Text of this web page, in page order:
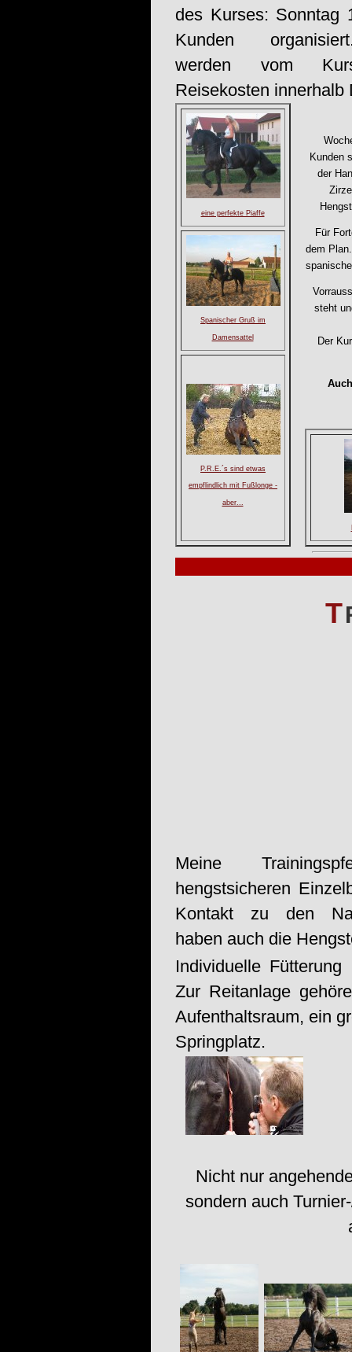
des Kurses: Sonntag
Kunden
werden vom
Reisekosten
eine perfekte Piaffe
Spanischer Gruß im
Damensattel
P.R.E.´s sind etwas
empflindlich mit Fußlonge -
aber...
Kunden
der
Für
dem
steht
Der
T
Meine
hengstsicheren
Kontakt zu den
haben auch die
Individuelle
Zur Reitanlage
Aufenthaltsraum, ein
Springplatz.
Nicht nur
sondern auch